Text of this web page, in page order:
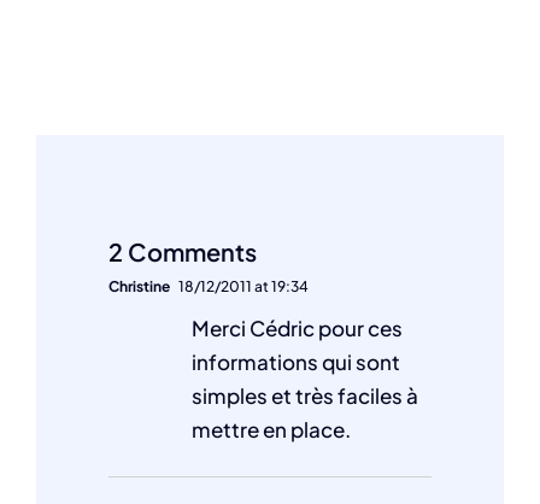
2 Comments
Christine 18/12/2011 at 19:34
Merci Cédric pour ces
informations qui sont
simples et très faciles à
mettre en place.